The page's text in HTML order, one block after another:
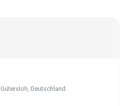
Gütersloh, Deutschland